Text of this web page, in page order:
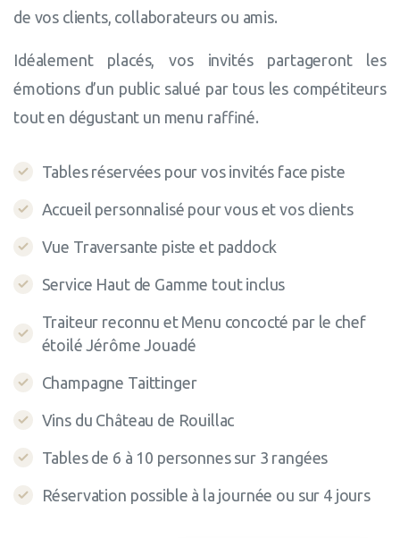
de vos clients, collaborateurs ou amis.
Idéalement placés, vos invités partageront les
émotions d’un public salué par tous les compétiteurs
tout en dégustant un menu raffiné.
Tables réservées pour vos invités face piste
Accueil personnalisé pour vous et vos clients
Vue Traversante piste et paddock
Service Haut de Gamme tout inclus
Traiteur reconnu et Menu concocté par le chef
étoilé Jérôme Jouadé
Champagne Taittinger
Vins du Château de Rouillac
Tables de 6 à 10 personnes sur 3 rangées
Réservation possible à la journée ou sur 4 jours